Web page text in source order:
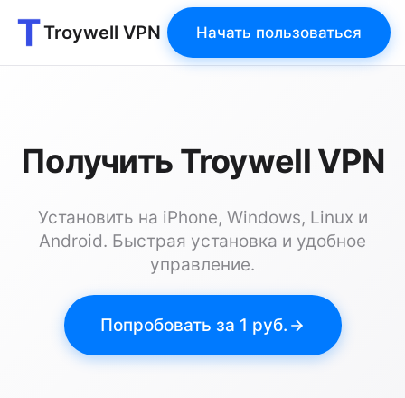
Troywell VPN Начать пользоваться
Получить Troywell VPN
Установить на iPhone, Windows, Linux и
Android. Быстрая установка и удобное
управление.
Попробовать за 1 руб.